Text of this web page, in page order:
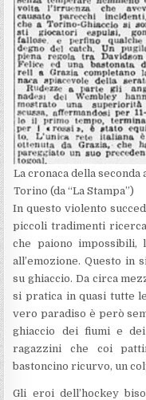
La cronaca della seconda
Torino (da “La Stampa”)
In questo violento
piccoli tradimenti
che paiono impossibili,
all’emozione. Questo in
su ghiaccio. Da circa
si pratica in quasi tutte
vero paradiso è però
ghiaccio dei fiumi e
ragazzini che coi
bastoncino ricurvo, un
Gli eroi dell’hockey